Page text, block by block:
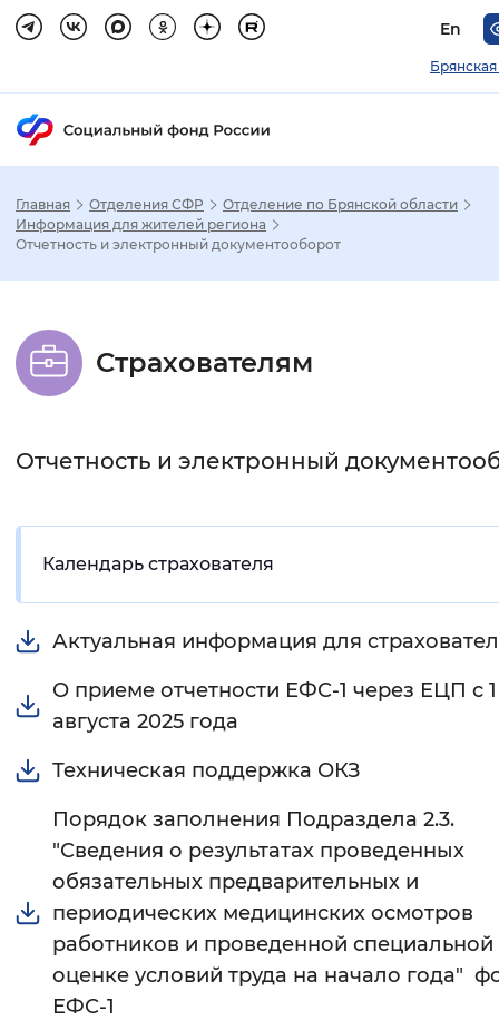
En
Настройка режима отображения
Стандартный Увеличенный
Цвет сайта
Монохромный Инверсивный
Выключены
Звуковой ассистент
Воспроизвести Остановить
Главная Отделения СФР
Отделение по Брянской области
Информация для жителей региона
Отчетность и электронный документооборот
Страхователям
Отчетность и электронный
Календарь страхователя
Актуальная информация для
О приеме отчетности ЕФС-1 через ЕЦП с 1
августа 2025 года
Техническая поддержка ОКЗ
Порядок заполнения Подраздела 2.3.
"Сведения о результатах проведенных
обязательных предварительных и
периодических медицинских осмотров
работников и проведенной специальной
оценке условий труда на начало года"
ЕФС-1